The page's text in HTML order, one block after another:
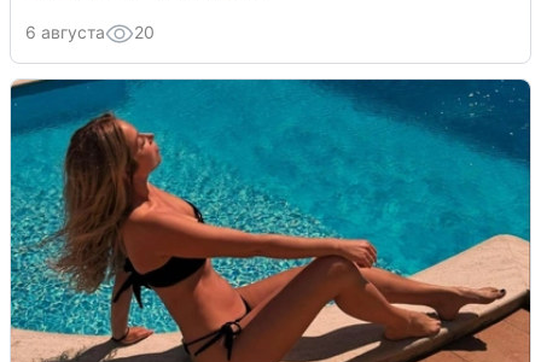
6 августа 20